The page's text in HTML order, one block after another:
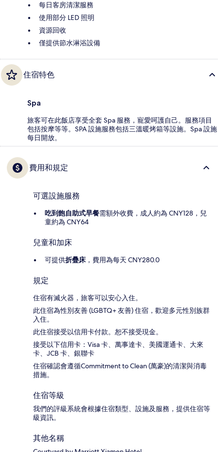
每日客房清潔服務
使用部分 LED 照明
資源回收
僅提供節水淋浴設備
住宿特色
Spa
旅客可在此飯店享受全套 Spa 服務，寵愛呵護自己。服務項目
包括按摩等等。SPA 設施服務包括三溫暖烤箱等設施。Spa 設施
每日開放。
費用和規定
可選設施服務
吃到飽自助式早餐需額外收費，成人約為 CNY128，兒
童約為 CNY64
兒童和加床
可提供折疊床 ，費用為每天 CNY280.0
規定
住宿有滅火器，旅客可以安心入住。
此住宿為性別友善 (LGBTQ+ 友善) 住宿，歡迎多元性別族群
入住。
此住宿接受以信用卡付款。恕不接受現金。
接受以下信用卡：Visa 卡、萬事達卡、美國運通卡、大來
卡、JCB 卡、銀聯卡
住宿確認會遵循Commitment to Clean (萬豪)的清潔與消毒
措施。
住宿等級
我們的評級系統會根據住宿類型、設施及服務，提供住宿等
級資訊。
其他名稱